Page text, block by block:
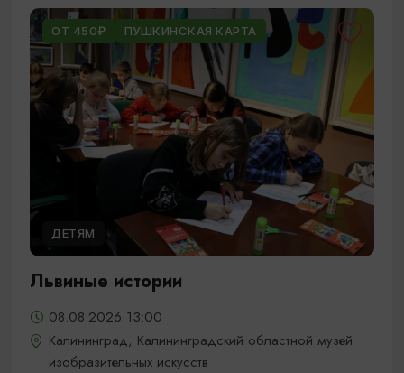
ОТ 450₽ ПУШКИНСКАЯ КАРТА
ДЕТЯМ
Львиные истории
08.08.2026 13:00
Калининград, Калининградский областной музей
изобразительных искусств